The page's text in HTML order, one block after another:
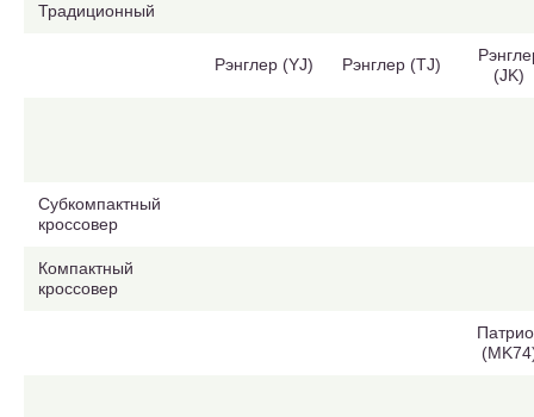
Традиционный
Рэнглер (YJ) Рэнглер (TJ)
(JK)
Субкомпактный
кроссовер
Компактный
кроссовер